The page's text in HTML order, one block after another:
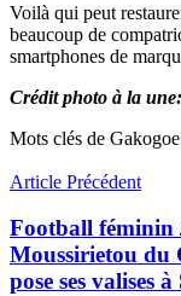
Voilà qui peut
beaucoup de
smartphones de
Crédit photo à la
Mots clés de
Article Précédent
Football
Moussirietou du
pose ses valises